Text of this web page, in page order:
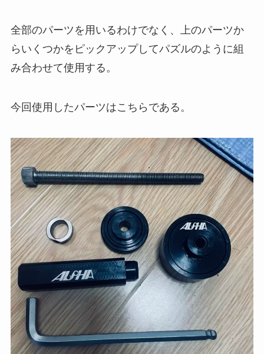
全部のパーツを用いるわけでなく、上のパーツか
らいくつかをピックアップしてパズルのように組
み合わせて使用する。
今回使用したパーツはこちらである。